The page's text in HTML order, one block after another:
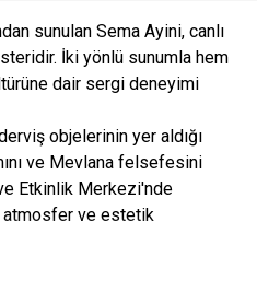
sunulan Sema Ayini, canlı
İki yönlü sunumla hem
dair sergi deneyimi
objelerinin yer aldığı
ve Mevlana felsefesini
Etkinlik Merkezi'nde
atmosfer ve estetik